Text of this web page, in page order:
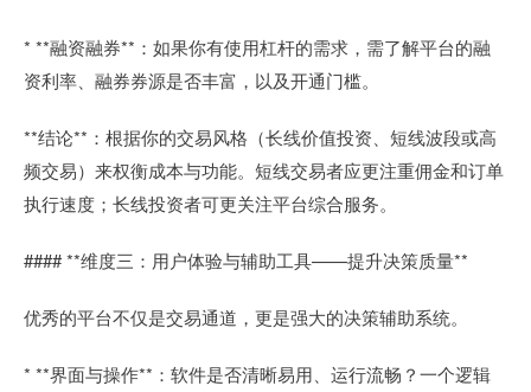
* **融资融券**：如果你有使用杠杆的需求，需了解平台的融
资利率、融券券源是否丰富，以及开通门槛。
**结论**：根据你的交易风格（长线价值投资、短线波段或高
频交易）来权衡成本与功能。短线交易者应更注重佣金和订单
执行速度；长线投资者可更关注平台综合服务。
#### **维度三：用户体验与辅助工具——提升决策质量**
优秀的平台不仅是交易通道，更是强大的决策辅助系统。
* **界面与操作**：软件是否清晰易用、运行流畅？一个逻辑